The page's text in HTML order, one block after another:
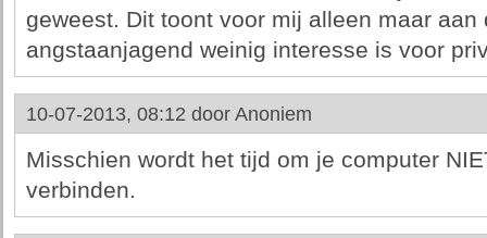
geweest. Dit toont voor mij alleen maar aan
angstaanjagend weinig interesse is voor
10-07-2013, 08:12 door Anoniem
Misschien wordt het tijd om je computer
verbinden.